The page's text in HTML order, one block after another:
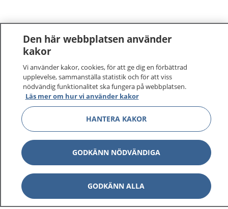
Den här webbplatsen använder
kakor
Vi använder kakor, cookies, för att ge dig en förbättrad
upplevelse, sammanställa statistik och för att viss
nödvändig funktionalitet ska fungera på webbplatsen.
Läs mer om hur vi använder kakor
HANTERA KAKOR
GODKÄNN NÖDVÄNDIGA
GODKÄNN ALLA